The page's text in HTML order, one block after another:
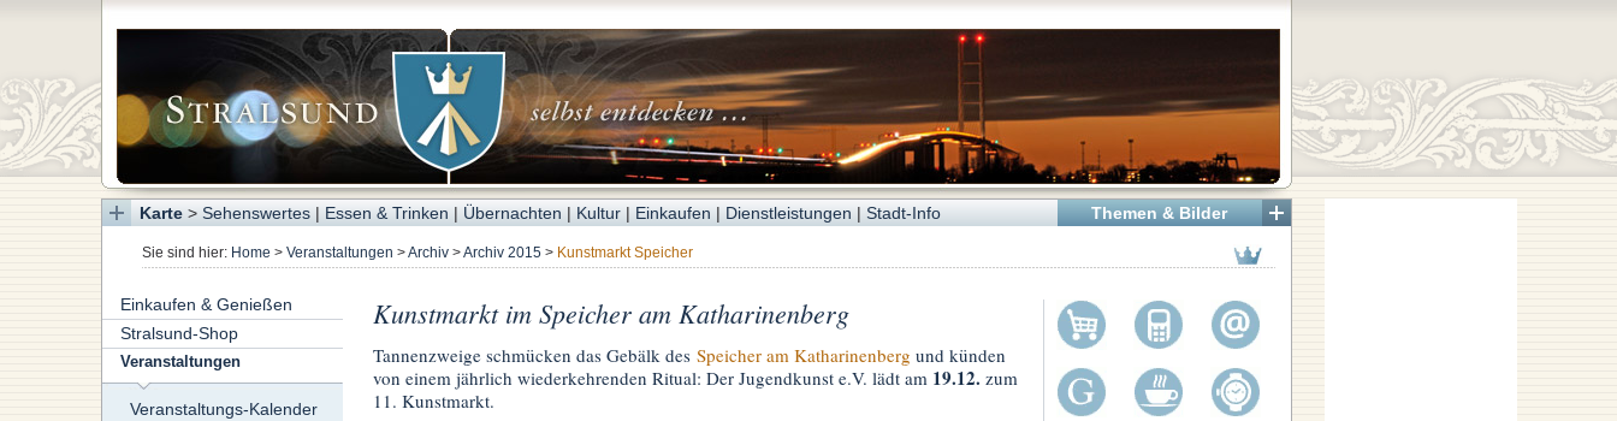
Themen & Bilder
Karte> Sehenswertes| Essen & Trinken | Übernachten | Kultur| Einkaufen | Dienstleistungen | Stadt-Info
Sie sind hier: Home > Veranstaltungen >Archiv>Archiv 2015> Kunstmarkt Speicher
Einkaufen & Genießen
Stralsund-Shop
Veranstaltungen
Veranstaltungs-Kalender
Kunstmarkt im Speicher am Katharinenberg
Tannenzweige schmücken das Gebälk des Speicher am Katharinenberg und künden
von einem jährlich wiederkehrenden Ritual: Der Jugendkunst e.V. lädt am 19.12. zum
11. Kunstmarkt.